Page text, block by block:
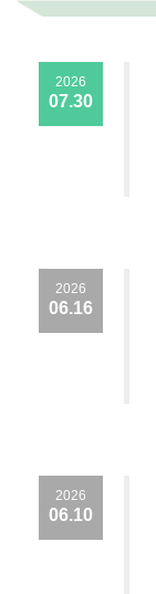
2026
07.30
2026
06.16
2026
06.10